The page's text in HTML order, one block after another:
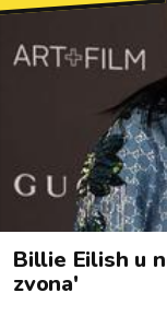
Billie Eilish u
zvona'